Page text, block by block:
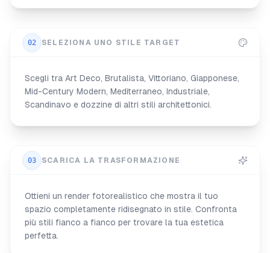
02 SELEZIONA UNO STILE TARGET
Scegli tra Art Deco, Brutalista, Vittoriano, Giapponese,
Mid-Century Modern, Mediterraneo, Industriale,
Scandinavo e dozzine di altri stili architettonici.
03 SCARICA LA TRASFORMAZIONE
Ottieni un render fotorealistico che mostra il tuo
spazio completamente ridisegnato in stile. Confronta
più stili fianco a fianco per trovare la tua estetica
perfetta.